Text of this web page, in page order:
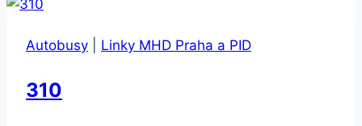
Autobusy Linky MHD Praha a PID
310